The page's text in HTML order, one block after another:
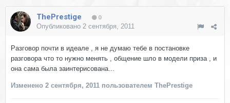
ThePrestige 0
Опубликовано 2 сентября, 2011
Разговор почти в идеале , я не думаю тебе в постановке
разговора что то нужно менять , общение шло в модели приза , и
она сама была заинтерисована...
Изменено 2 сентября, 2011 пользователем ThePrestige